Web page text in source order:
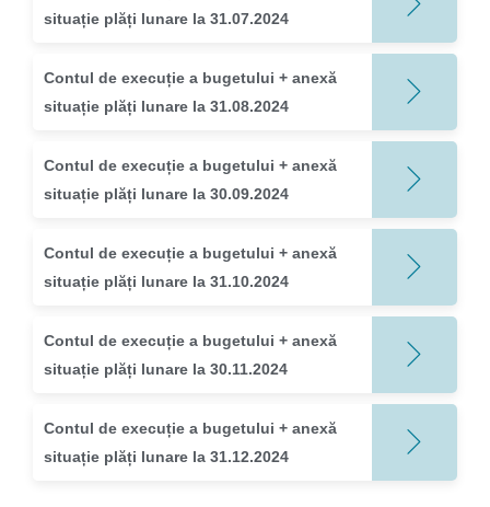
situație plăți lunare la 31.07.2024
Contul de execuție a bugetului + anexă
situație plăți lunare la 31.08.2024
Contul de execuție a bugetului + anexă
situație plăți lunare la 30.09.2024
Contul de execuție a bugetului + anexă
situație plăți lunare la 31.10.2024
Contul de execuție a bugetului + anexă
situație plăți lunare la 30.11.2024
Contul de execuție a bugetului + anexă
situație plăți lunare la 31.12.2024